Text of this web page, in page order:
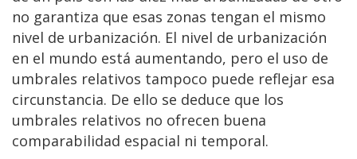
no garantiza que esas zonas tengan el mismo
nivel de urbanización. El nivel de urbanización
en el mundo está aumentando, pero el uso de
umbrales relativos tampoco puede reflejar esa
circunstancia. De ello se deduce que los
umbrales relativos no ofrecen buena
comparabilidad espacial ni temporal.